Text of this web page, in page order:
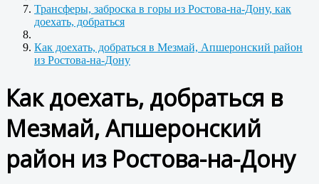
Трансферы, заброска в горы из Ростова-на-Дону, как
доехать, добраться
Как доехать, добраться в Мезмай, Апшеронский район
из Ростова-на-Дону
Как доехать, добраться в
Мезмай, Апшеронский
район из Ростова-на-Дону